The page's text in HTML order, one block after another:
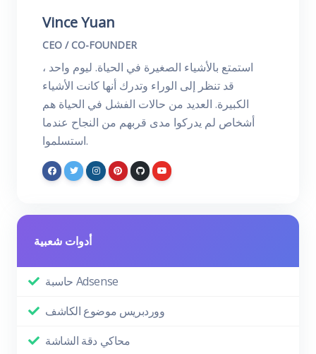
Vince Yuan
CEO / CO-FOUNDER
استمتع بالأشياء الصغيرة في الحياة. ليوم واحد ،
قد تنظر إلى الوراء وتدرك أنها كانت الأشياء
الكبيرة. العديد من حالات الفشل في الحياة هم
أشخاص لم يدركوا مدى قربهم من النجاح عندما
استسلموا.
أدوات شعبية
حاسبة Adsense
ووردبريس موضوع الكاشف
محاكي دقة الشاشة